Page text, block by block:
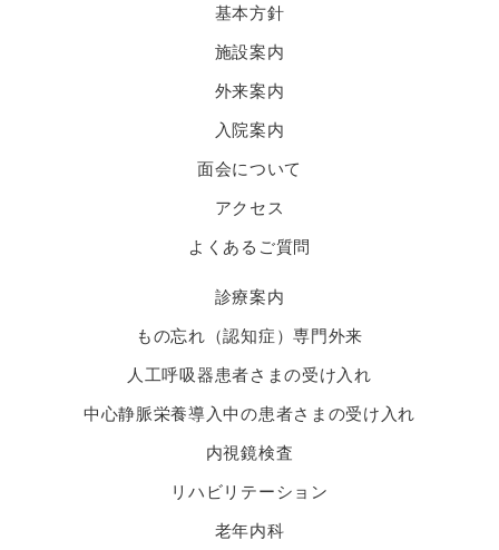
基本方針
施設案内
外来案内
入院案内
面会について
アクセス
よくあるご質問
診療案内
もの忘れ（認知症）専門外来
人工呼吸器患者さまの受け入れ
中心静脈栄養導入中の患者さまの受け入れ
内視鏡検査
リハビリテーション
老年内科